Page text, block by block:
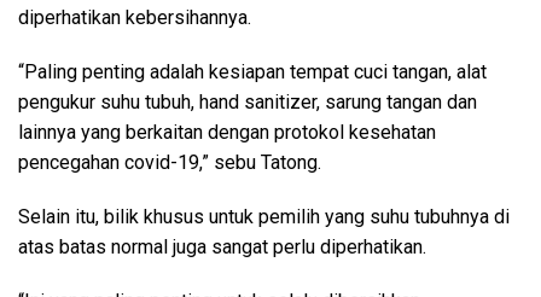
diperhatikan kebersihannya.
“Paling penting adalah kesiapan tempat cuci tangan, alat
pengukur suhu tubuh, hand sanitizer, sarung tangan dan
lainnya yang berkaitan dengan protokol kesehatan
pencegahan covid-19,” sebu Tatong.
Selain itu, bilik khusus untuk pemilih yang suhu tubuhnya di
atas batas normal juga sangat perlu diperhatikan.